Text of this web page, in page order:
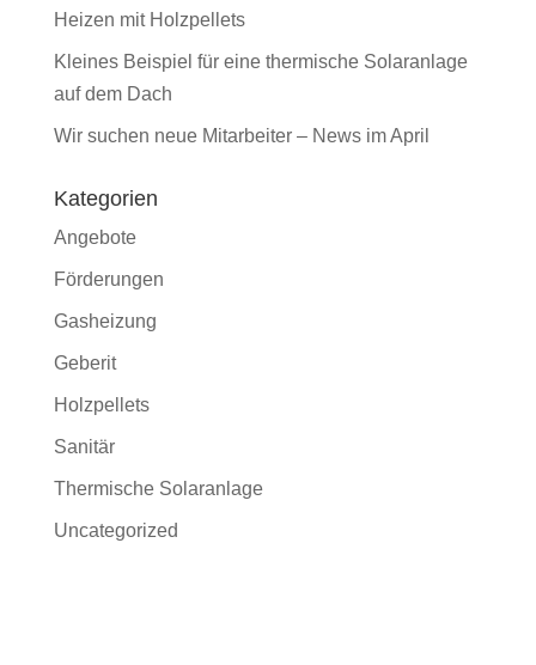
Heizen mit Holzpellets
Kleines Beispiel für eine thermische Solaranlage
auf dem Dach
Wir suchen neue Mitarbeiter – News im April
Kategorien
Angebote
Förderungen
Gasheizung
Geberit
Holzpellets
Sanitär
Thermische Solaranlage
Uncategorized